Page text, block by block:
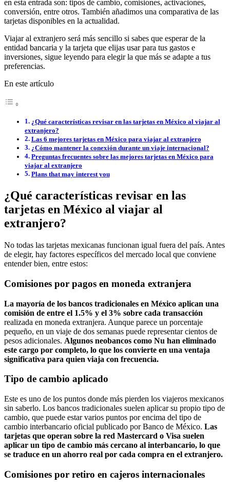
en esta entrada son: tipos de cambio, comisiones, activaciones,
conversión, entre otros. También añadimos una comparativa de las
tarjetas disponibles en la actualidad.
Viajar al extranjero será más sencillo si sabes que esperar de la
entidad bancaria y la tarjeta que elijas usar para tus gastos e
inversiones, sigue leyendo para elegir la que más se adapte a tus
preferencias.
En este artículo
¿Qué características revisar en las tarjetas en México al viajar al
extranjero?
Las 6 mejores tarjetas en México para viajar al extranjero
¿Cómo mantener la conexión durante un viaje internacional?
Preguntas frecuentes sobre las mejores tarjetas en México para
viajar al extranjero
Plans that may interest you
¿Qué características revisar en las
tarjetas en México al viajar al
extranjero?
No todas las tarjetas mexicanas funcionan igual fuera del país. Antes
de elegir, hay factores específicos del mercado local que conviene
entender bien, entre estos:
Comisiones por pagos en moneda extranjera
La mayoría de los bancos tradicionales en México aplican una
comisión de entre el 1.5% y el 3% sobre cada transacción
realizada en moneda extranjera. Aunque parece un porcentaje
pequeño, en un viaje de dos semanas puede representar cientos de
pesos adicionales. Algunos neobancos como Nu han eliminado
este cargo por completo, lo que los convierte en una ventaja
significativa para quien viaja con frecuencia.
Tipo de cambio aplicado
Este es uno de los puntos donde más pierden los viajeros mexicanos
sin saberlo. Los bancos tradicionales suelen aplicar su propio tipo de
cambio, que puede estar varios puntos por encima del tipo de
cambio interbancario oficial publicado por Banco de México. Las
tarjetas que operan sobre la red Mastercard o Visa suelen
aplicar un tipo de cambio más cercano al interbancario, lo que
se traduce en un ahorro real por cada compra en el extranjero.
Comisiones por retiro en cajeros internacionales